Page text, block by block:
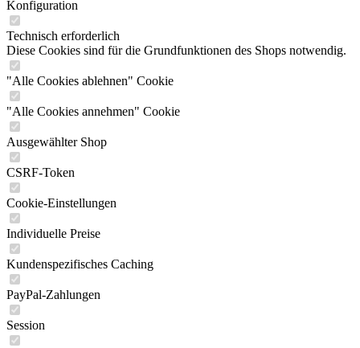
Konfiguration
Technisch erforderlich
Diese Cookies sind für die Grundfunktionen des Shops notwendig.
"Alle Cookies ablehnen" Cookie
"Alle Cookies annehmen" Cookie
Ausgewählter Shop
CSRF-Token
Cookie-Einstellungen
Individuelle Preise
Kundenspezifisches Caching
PayPal-Zahlungen
Session